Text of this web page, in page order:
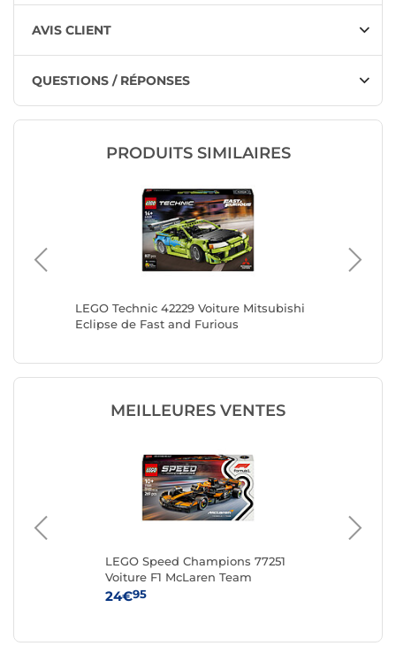
AVIS CLIENT
QUESTIONS / RÉPONSES
PRODUITS SIMILAIRES
LEGO Technic 42229 Voiture Mitsubishi
Eclipse de Fast and Furious
MEILLEURES VENTES
LEGO Speed Champions 77251
Voiture F1 McLaren Team
MCL38
24€95